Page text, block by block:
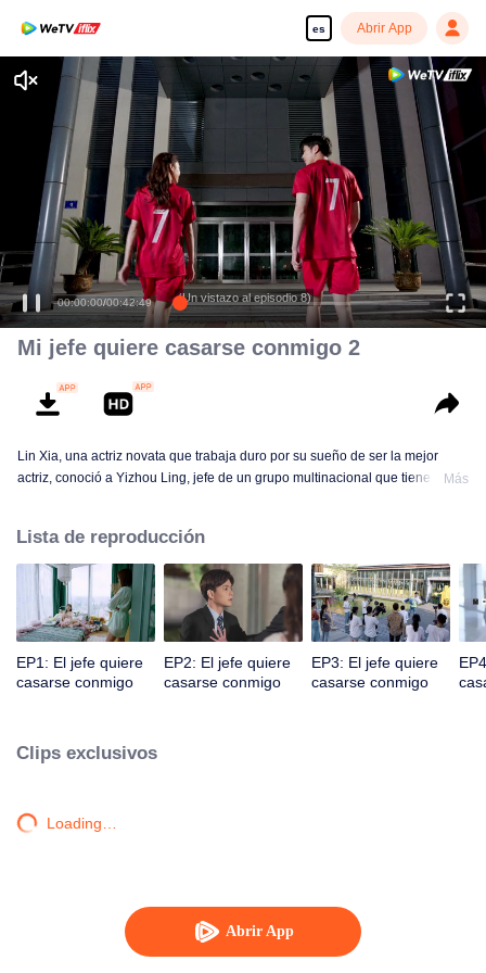
es Abrir App
Abrir App
00:00:00/00:42:49 (Un vistazo al episodio 8)
Mi jefe quiere casarse conmigo 2
Lin Xia, una actriz novata que trabaja duro por su sueño de ser la mejor
actriz, conoció a Yizhou Ling, jefe de un grupo multinacional que tiene el
encuentro familiar o un encuentro calculado, los dos desarrollan un dulce
amor bajo diversas circunstancias.
Más
Lista de reproducción
EP1: El jefe quiere
casarse conmigo
EP2: El jefe quiere
casarse conmigo
EP3: El jefe quiere
casarse conmigo
Clips exclusivos
Loading…